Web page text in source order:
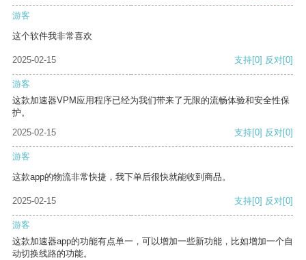
游客
这个软件我非常喜欢
2025-02-15 支持[0] 反对[0]
游客
这款加速器VPM应用程序已经为我们带来了无限的流畅体验和安全性保
护。
2025-02-15
支持[0] 反对[0]
游客
这款app的物流非常快捷，我下单后很快就能收到商品。
2025-02-15 支持[0] 反对[0]
游客
这款加速器app的功能有点单一，可以增加一些新功能，比如增加一个自
动切换线路的功能。